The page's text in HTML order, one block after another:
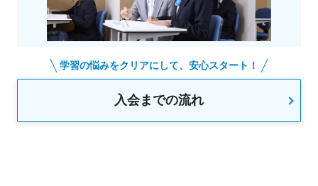
学習の悩みをクリアにして、安心スタート！
入会までの流れ